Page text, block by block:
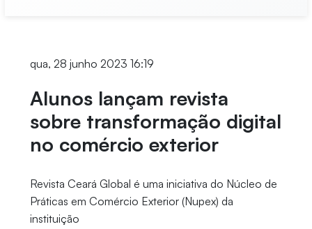
qua, 28 junho 2023 16:19
Alunos lançam revista
sobre transformação digital
no comércio exterior
Revista Ceará Global é uma iniciativa do Núcleo de
Práticas em Comércio Exterior (Nupex) da
instituição